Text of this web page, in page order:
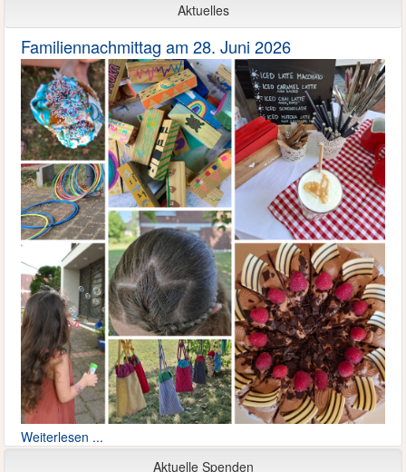
Aktuelles
Familiennachmittag am 28. Juni 2026
Weiterlesen ...
Aktuelle Spenden